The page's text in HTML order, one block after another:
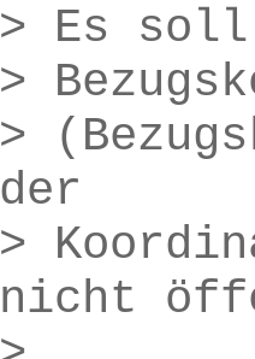
> Es soll
>
>
der
>
nicht